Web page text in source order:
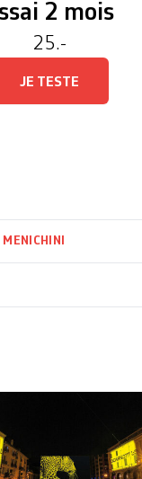
2 mois
25.-
JE TESTE
MENICHINI